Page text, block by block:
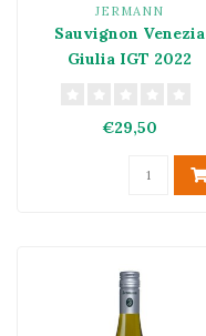
JERMANN
Sauvignon Venezia
Giulia IGT 2022
€29,50